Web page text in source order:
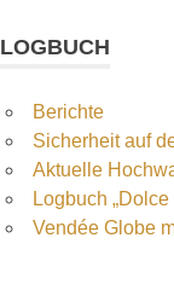
LOGBUCH
Berichte
Sicherheit auf
Aktuelle
Logbuch „Dolce
Vendée Globe